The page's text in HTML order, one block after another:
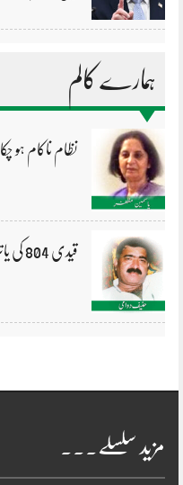
ہمارے کالم
نظام ناکام ہو چکا
قیدی 804 کی یاترا کیوں؟
مزید سلسلے۔۔۔